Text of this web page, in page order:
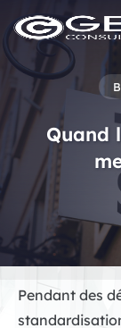
Skip to main
Quand
Pendant des